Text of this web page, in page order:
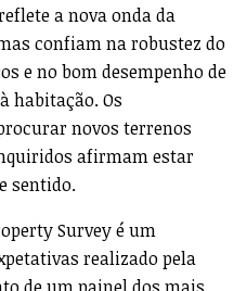
a nova onda da
confiam na robustez do
e no bom desempenho de
habitação. Os
novos terrenos
afirmam estar
sentido.
Survey é um
realizado pela